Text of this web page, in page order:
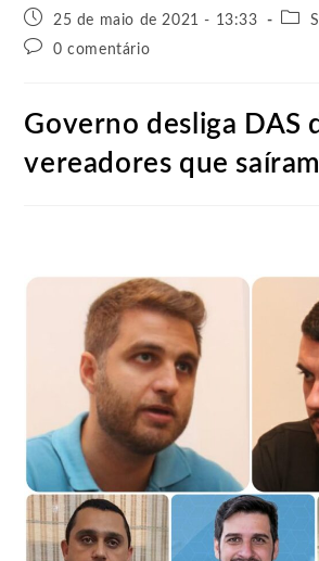
25 de maio de 2021 - 13:33
0 comentário
Governo desliga DAS
vereadores que